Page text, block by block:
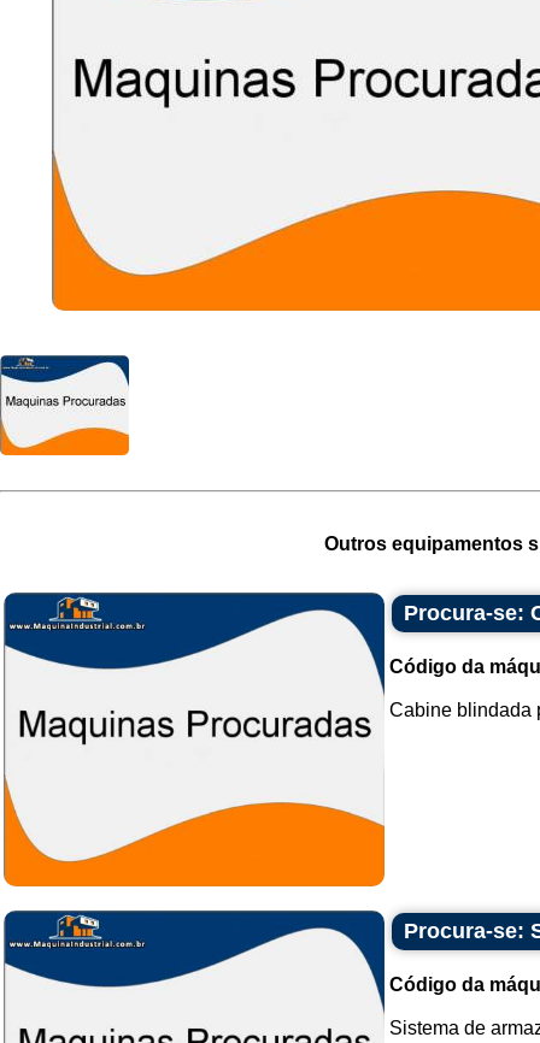
Outros equipamentos
Procura-se:
Código da
Cabine blindada
Procura-se:
Código da
Sistema de